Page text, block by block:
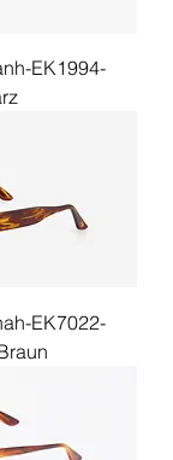
EK1994-
EK7022-